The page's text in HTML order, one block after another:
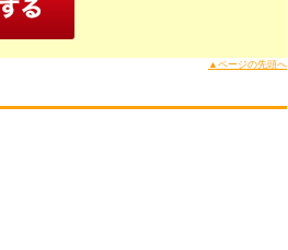
▲ページの先頭へ